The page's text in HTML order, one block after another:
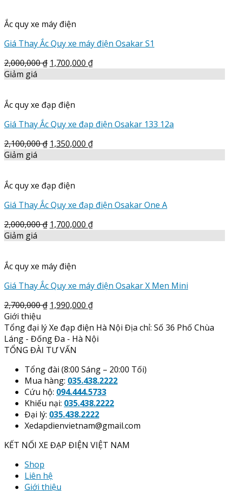
Ắc quy xe máy điện
Giá Thay Ắc Quy xe máy điện Osakar S1
2,000,000₫ 1,700,000 ₫
Giảm giá
Ắc quy xe đạp điện
Giá Thay Ắc Quy xe đạp điện Osakar 133 12a
2,100,000₫ 1,350,000 ₫
Giảm giá
Ắc quy xe đạp điện
Giá Thay Ắc Quy xe đạp điện Osakar One A
2,000,000₫ 1,700,000 ₫
Giảm giá
Ắc quy xe máy điện
Giá Thay Ắc Quy xe máy điện Osakar X Men Mini
2,700,000₫ 1,990,000 ₫
Giới thiệu
Tổng đại lý Xe đạp điện Hà Nội Địa chỉ: Số 36 Phố Chùa
Láng - Đống Đa - Hà Nội
TỔNG ĐÀI TƯ VẤN
Tổng đài (8:00 Sáng – 20:00 Tối)
Mua hàng: 035.438.2222
Cứu hộ: 094.444.5733
Khiếu nại: 035.438.2222
Đại lý: 035.438.2222
Xedapdienvietnam@gmail.com
KẾT NỐI XE ĐẠP ĐIỆN VIỆT NAM
Shop
Liên hệ
Giới thiệu